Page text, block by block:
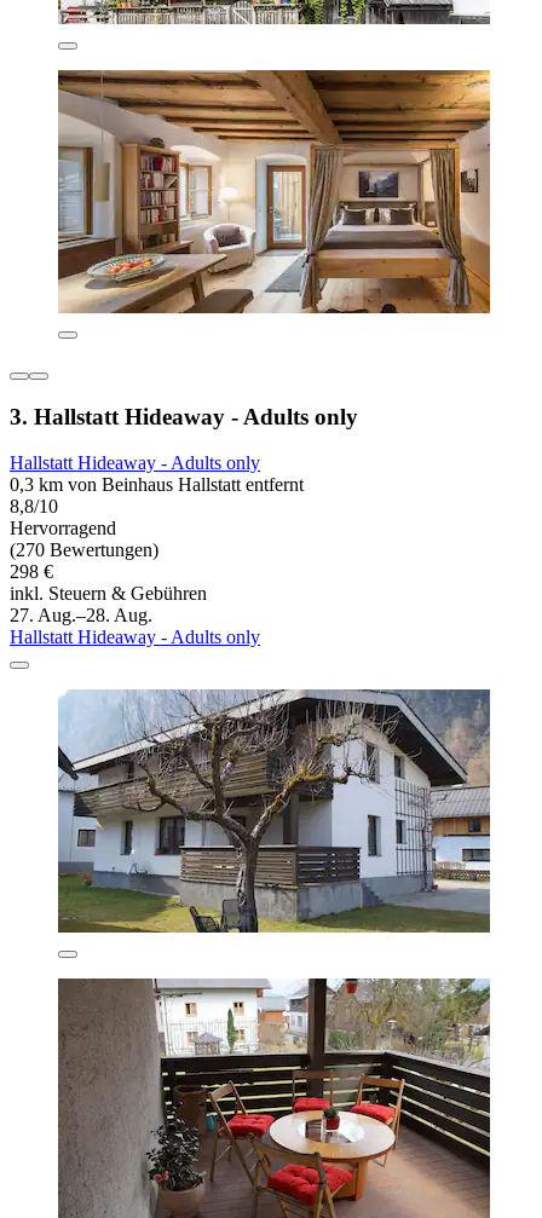
3. Hallstatt Hideaway - Adults only
Hallstatt Hideaway - Adults only
0,3 km von Beinhaus Hallstatt entfernt
8,8/10
Hervorragend
(270 Bewertungen)
298 €
inkl. Steuern & Gebühren
27. Aug.–28. Aug.
Hallstatt Hideaway - Adults only